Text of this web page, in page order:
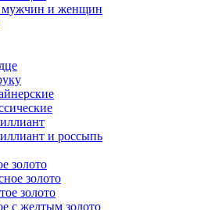
мужчин и женщин
и россыпь
золото
золото
золото
с желтым золото